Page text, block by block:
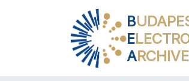
B
E
ARCHIVE